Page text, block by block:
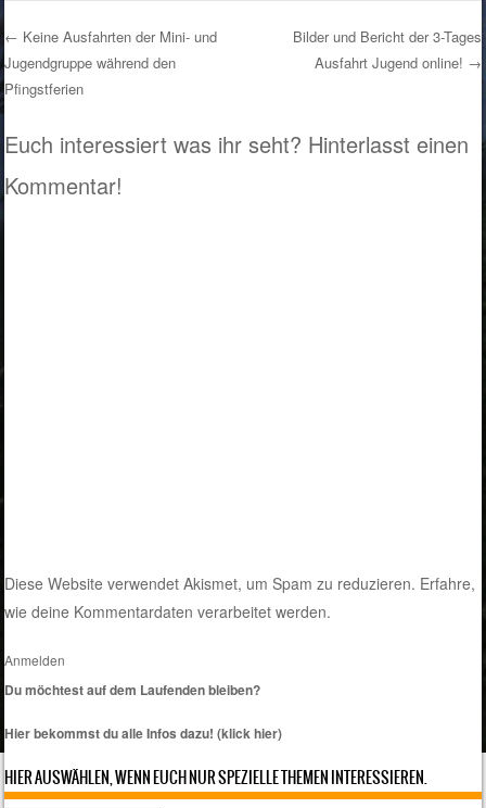
Post navigation
← Keine Ausfahrten der Mini- und
Jugendgruppe während den
Pfingstferien
Bilder und Bericht der 3-Tages
Ausfahrt Jugend online! →
Euch interessiert was ihr seht? Hinterlasst einen
Kommentar!
Diese Website verwendet Akismet, um Spam zu reduzieren. Erfahre,
wie deine Kommentardaten verarbeitet werden.
Anmelden
Du möchtest auf dem Laufenden bleiben?
Hier bekommst du alle Infos dazu! (klick hier)
HIER AUSWÄHLEN, WENN EUCH NUR SPEZIELLE THEMEN INTERESSIEREN.